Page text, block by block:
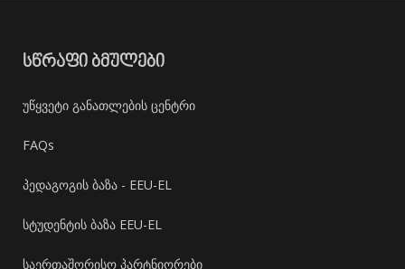
ᲡᲬᲠᲐᲤᲘ ᲑᲛᲣᲚᲔᲑᲘ
უწყვეტი განათლების ცენტრი
FAQs
პედაგოგის ბაზა - EEU-EL
სტუდენტის ბაზა EEU-EL
საერთაშორისო პარტნიორები